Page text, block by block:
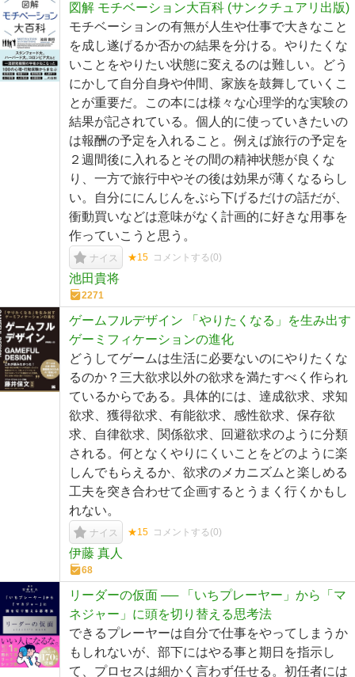
図解 モチベーション大百科 (サンクチュアリ出版)
モチベーションの有無が人生や仕事で大きなこと
を成し遂げるか否かの結果を分ける。やりたくな
いことをやりたい状態に変えるのは難しい。どう
にかして自分自身や仲間、家族を鼓舞していくこ
とが重要だ。この本には様々な心理学的な実験の
結果が記されている。個人的に使っていきたいの
は報酬の予定を入れること。例えば旅行の予定を
２週間後に入れるとその間の精神状態が良くな
り、一方で旅行中やその後は効果が薄くなるらし
い。自分ににんじんをぶら下げるだけの話だが、
衝動買いなどは意味がなく計画的に好きな用事を
作っていこうと思う。
ナイス ★15 コメントする(0)
池田貴将
2271
ゲームフルデザイン 「やりたくなる」を生み出す
ゲーミフィケーションの進化
どうしてゲームは生活に必要ないのにやりたくな
るのか？三大欲求以外の欲求を満たすべく作られ
ているからである。具体的には、達成欲求、求知
欲求、獲得欲求、有能欲求、感性欲求、保存欲
求、自律欲求、関係欲求、回避欲求のように分類
される。何となくやりにくいことをどのように楽
しんでもらえるか、欲求のメカニズムと楽しめる
工夫を突き合わせて企画するとうまく行くかもし
れない。
ナイス ★15 コメントする(0)
伊藤 真人
68
リーダーの仮面 ── 「いちプレーヤー」から「マ
ネジャー」に頭を切り替える思考法
できるプレーヤーは自分で仕事をやってしまうか
もしれないが、部下にはやる事と期日を指示し
て、プロセスは細かく言わず任せる。初任者には